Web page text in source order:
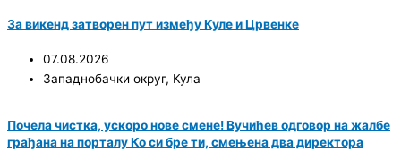
За викенд затворен пут између Куле и Црвенке
07.08.2026
Западнобачки округ, Кула
Почела чистка, ускоро нове смене! Вучићев одговор на жалбе
грађана на порталу Ко си бре ти, смењена два директора